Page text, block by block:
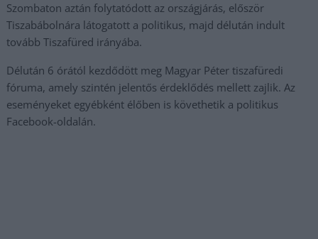
Szombaton aztán folytatódott az országjárás, először
Tiszabábolnára látogatott a politikus, majd délután indult
tovább Tiszafüred irányába.
Délután 6 órától kezdődött meg Magyar Péter tiszafüredi
fóruma, amely szintén jelentős érdeklődés mellett zajlik. Az
eseményeket egyébként élőben is követhetik a politikus
Facebook-oldalán.